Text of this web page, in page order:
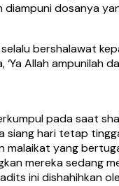
dosanya
bershalawat
Allah ampunilah
pada saat
hari tetap
malaikat yang
mereka
ini dishahihkan